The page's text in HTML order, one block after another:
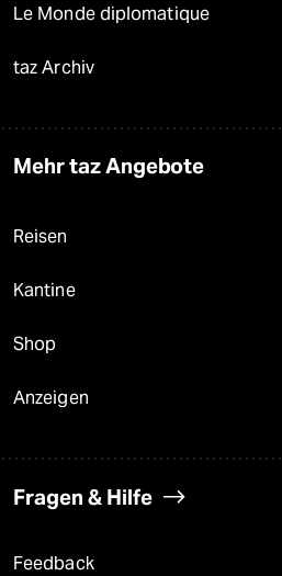
Le Monde diplomatique
taz Archiv
Mehr taz Angebote
Reisen
Kantine
Shop
Anzeigen
Fragen & Hilfe
Feedback